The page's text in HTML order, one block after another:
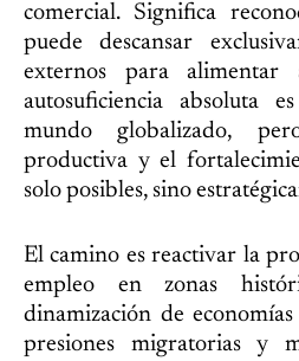
comercial. Significa
puede descansar
externos para
autosuficiencia absoluta
mundo globalizado,
productiva y el
solo posibles, sino
El camino es reactivar la
empleo en zonas
dinamización de
presiones migratorias y